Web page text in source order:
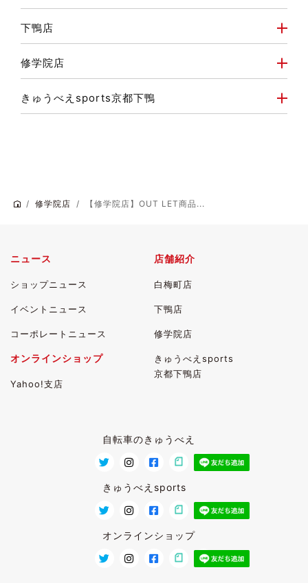
下鴨店
修学院店
きゅうべえsports京都下鴨
修学院店 【修学院店】OUT LET商品...
ニュース
ショップニュース
イベントニュース
コーポレートニュース
店舗紹介
白梅町店
下鴨店
修学院店
きゅうべえsports
京都下鴨店
オンラインショップ
Yahoo!支店
自転車のきゅうべえ
きゅうべえsports
オンラインショップ